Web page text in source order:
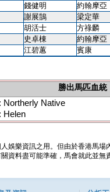
錢健明 約翰摩亞
謝展鵠 梁定華
胡活士 方祿麟
史卓棟 約翰摩亞
江碧蕙
賓康
勝出馬匹血統
Northerly Native
Helen
娛樂資訊之用。但由於香港馬
資料盡可能準確，馬會就此並